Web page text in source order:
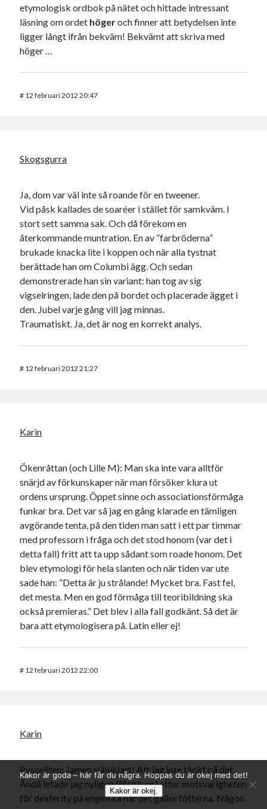
etymologisk ordbok på nätet och hittade intressant
läsning om ordet högeroch finner att betydelsen inte
ligger långt ifrån bekväm! Bekvämt att skriva med
höger …
# 12 februari 2012 20:47
Skogsgurra
Ja, dom var väl inte så roande för en tweener.
Vid påsk kallades de soaréer i stället för samkväm. I
stort sett samma sak. Och då förekom en
återkommande muntration. En av ”farbröderna”
brukade knacka lite i koppen och när alla tystnat
berättade han om Columbi ägg. Och sedan
demonstrerade han sin variant: han tog av sig
vigselringen, lade den på bordet och placerade ägget i
den. Jubel varje gång vill jag minnas.
Traumatiskt. Ja, det är nog en korrekt analys.
# 12 februari 2012 21:27
Karin
Ökenråttan (och Lille M): Man ska inte vara alltför
snärjd av förkunskaper när man försöker klura ut
ordens ursprung. Öppet sinne och associationsförmåga
funkar bra. Det var så jag en gång klarade en tämligen
avgörande tenta, på den tiden man satt i ett par timmar
med professorn i fråga och det stod honom (var det i
detta fall) fritt att ta upp sådant som roade honom. Det
blev etymologi för hela slanten och när tiden var ute
sade han: ”Detta är ju strålande! Mycket bra. Fast fel,
det mesta. Men en god förmåga till teoribildning ska
också premieras.” Det blev i alla fall godkänt. Så det är
bara att etymologisera på. Latin eller ej!
# 12 februari 2012 22:00
Karin
Pysseliten: Jamen självklart! Att jag inte tänkt på det.
Ändå letade jag nyligen (förgäves) efter motsvarigheten
för dexterity på engelska när det gäller fötterna. Någon
Kakor är goda – här får du några. Hoppas du är okej med det!
Kakor är okej.